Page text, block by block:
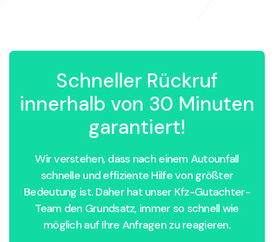
Schneller Rückruf
innerhalb von 30 Minuten
garantiert!
Wir verstehen, dass nach einem Autounfall
schnelle und effiziente Hilfe von größter
Bedeutung ist. Daher hat unser Kfz-Gutachter-
Team den Grundsatz, immer so schnell wie
möglich auf Ihre Anfragen zu reagieren.